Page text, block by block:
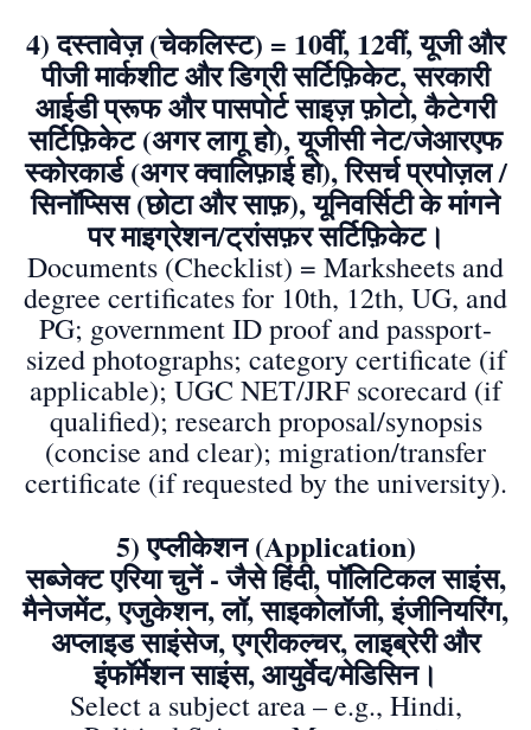
4) दस्तावेज़ (चेकलिस्ट) = 10वीं, 12वीं, यूजी और
पीजी मार्कशीट और डिग्री सर्टिफ़िकेट, सरकारी
आईडी प्रूफ और पासपोर्ट साइज़ फ़ोटो, कैटेगरी
सर्टिफ़िकेट (अगर लागू हो), यूजीसी नेट/जेआरएफ
स्कोरकार्ड (अगर क्वालिफ़ाई हो), रिसर्च प्रपोज़ल /
सिनॉप्सिस (छोटा और साफ़), यूनिवर्सिटी के मांगने
पर माइग्रेशन/ट्रांसफ़र सर्टिफ़िकेट।
Documents (Checklist) = Marksheets and
degree certificates for 10th, 12th, UG, and
PG; government ID proof and passport-
sized photographs; category certificate (if
applicable); UGC NET/JRF scorecard (if
qualified); research proposal/synopsis
(concise and clear); migration/transfer
certificate (if requested by the university).
5) एप्लीकेशन (Application)
सब्जेक्ट एरिया चुनें - जैसे हिंदी, पॉलिटिकल साइंस,
मैनेजमेंट, एजुकेशन, लॉ, साइकोलॉजी, इंजीनियरिंग,
अप्लाइड साइंसेज, एग्रीकल्चर, लाइब्रेरी और
इंफॉर्मेशन साइंस, आयुर्वेद/मेडिसिन।
Select a subject area – e.g., Hindi,